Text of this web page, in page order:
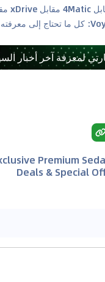
لمعرفة آخر أخبار
Premium
Deals & Special